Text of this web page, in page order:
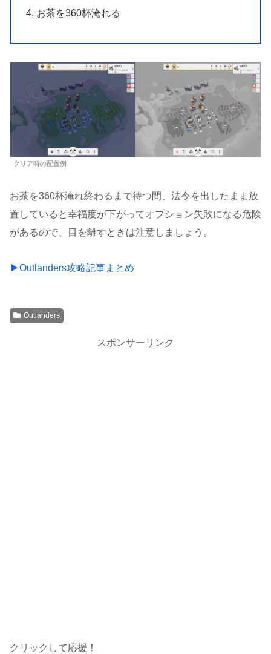
お茶を360杯淹れる
クリア時の配置例
お茶を360杯淹れ終わるまで待つ間、法令を出したまま放
置していると幸福度が下がってオプション失敗になる危険
があるので、目を離すときは注意しましょう。
▶Outlanders攻略記事まとめ
Outlanders
スポンサーリンク
クリックして応援！